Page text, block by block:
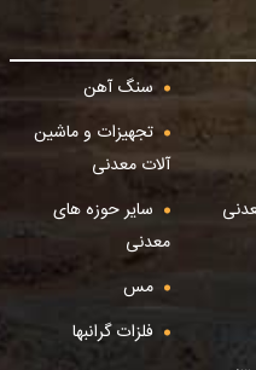
سنگ آهن
تجهیزات و ماشین
آلات معدنی
سایر حوزه های
معدنی
مس
فلزات گرانبها